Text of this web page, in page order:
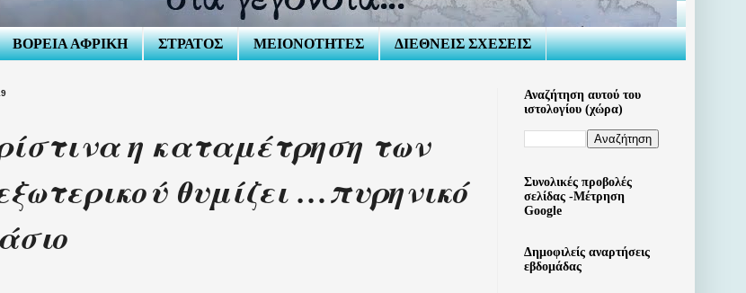
ΒΟΡΕΙΑ ΑΦΡΙΚΗ ΣΤΡΑΤΟΣ ΜΕΙΟΝΟΤΗΤΕΣ ΔΙΕΘΝΕΙΣ ΣΧΕΣΕΙΣ
η καταμέτρηση των
θυμίζει …πυρηνικό
Αναζήτηση αυτού του
ιστολογίου (χώρα)
Συνολικές προβολές
σελίδας -Μέτρηση
Google
Δημοφιλείς αναρτήσεις
εβδομάδας